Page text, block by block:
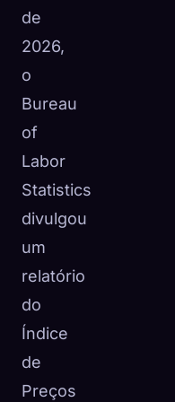
de
2026,
o
Bureau
of
Labor
Statistics
divulgou
um
relatório
do
Índice
de
Preços